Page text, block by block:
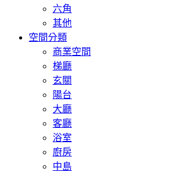
六角
其他
空間分類
商業空間
梯廳
玄關
陽台
大廳
客廳
浴室
廚房
中島